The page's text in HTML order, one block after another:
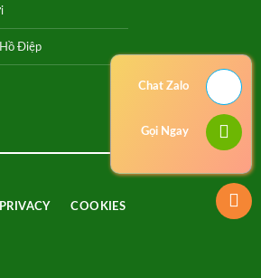
Hồ Điệp
PRIVACY COOKIES
Chat Zalo
Gọi Ngay